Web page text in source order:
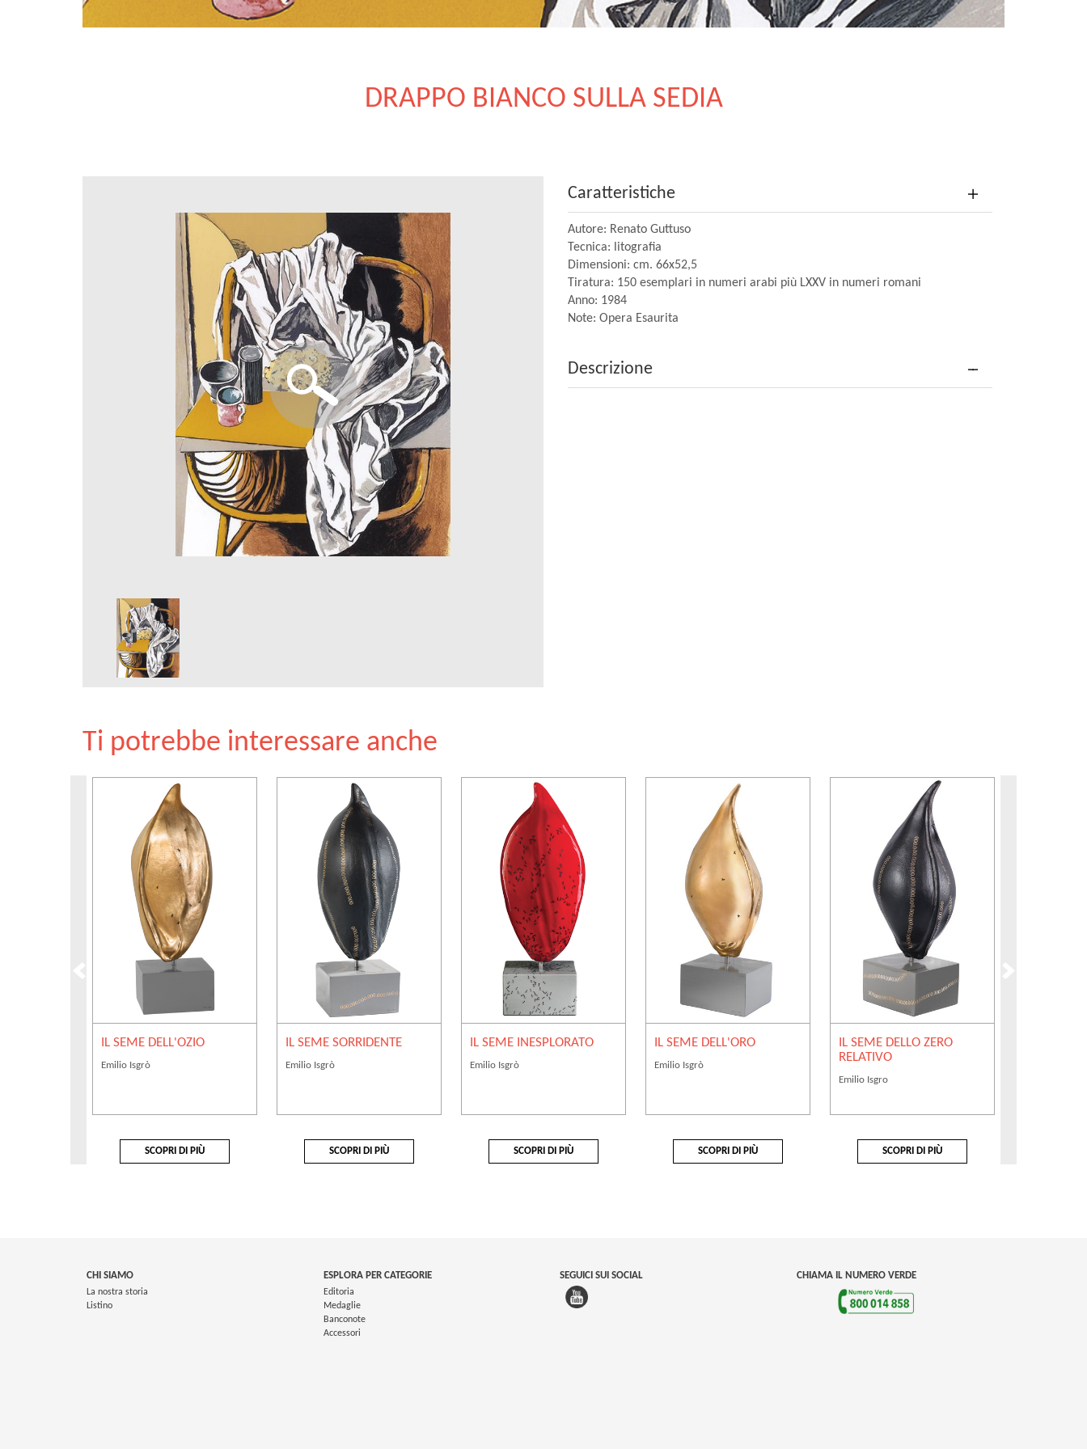
DRAPPO BIANCO SULLA SEDIA
Caratteristiche
Autore: Renato Guttuso
Tecnica: litografia
Dimensioni: cm. 66x52,5
Tiratura: 150 esemplari in numeri arabi più LXXV in numeri romani
Anno: 1984
Note: Opera Esaurita
Descrizione
Ti potrebbe interessare anche
IL SEME DELL'OZIO
Emilio Isgrò
SCOPRI DI PIÙ
IL SEME SORRIDENTE
Emilio Isgrò
SCOPRI DI PIÙ
IL SEME INESPLORATO
Emilio Isgrò
SCOPRI DI PIÙ
IL SEME DELL'ORO
Emilio Isgrò
SCOPRI DI PIÙ
IL SEME DELLO ZERO
RELATIVO
Emilio Isgro
SCOPRI DI PIÙ
CHI SIAMO
La nostra storia
Listino
ESPLORA PER CATEGORIE
Editoria
Medaglie
Banconote
Accessori
SEGUICI SUI SOCIAL CHIAMA IL NUMERO VERDE